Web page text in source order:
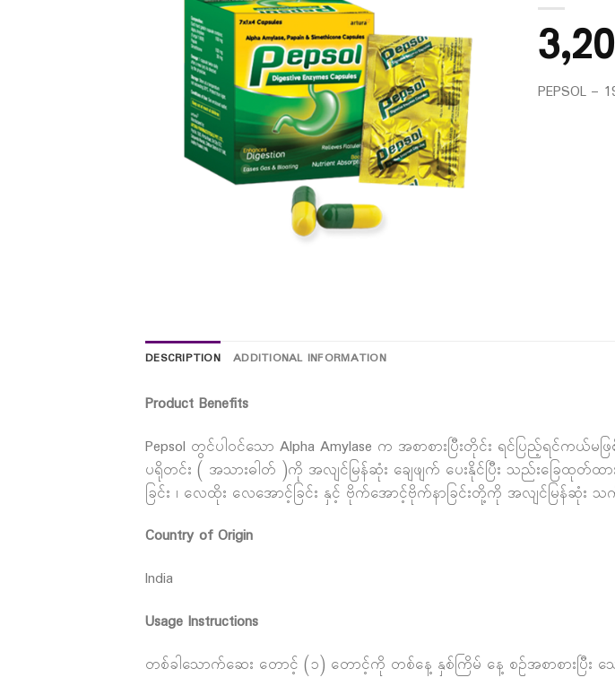
PEPSOL –
DESCRIPTION ADDITIONAL INFORMATION
Product Benefits
Pepsol တွင်ပါဝင်သော Alpha Amylase က အစာစားပြီးတိုင်း ရင်ပြည့်ရင်ကယ်
ပရိုတင်း ( အသားဓါတ် )ကို အလျင်မြန်ဆုံး ချေဖျက် ပေးနိုင်‌ပြီး သည်းခြေထု
ခြင်း ၊ လေထိုး လေအောင့်ခြင်း နှင့် ဗိုက်အောင့်ဗိုက်နာခြင်းတို့ကို အလျင်မြန်ဆုံး
Country of Origin
India
Usage Instructions
တစ်ခါသောက်ဆေး တောင့် (၁) တောင့်ကို တစ်နေ့ နှစ်ကြိမ် နေ့ စဉ်အစာစားပြီး